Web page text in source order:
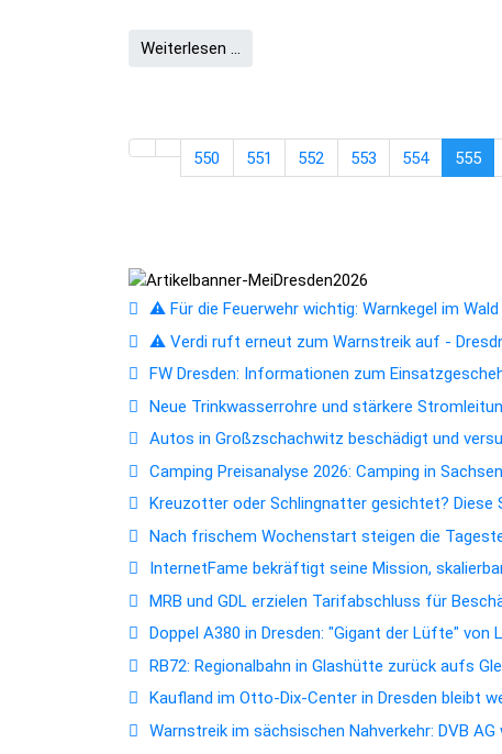
Weiterlesen …
550 551 552 553 554 555
⚠️ Für die Feuerwehr wichtig: Warnkegel im
⚠️ Verdi ruft erneut zum Warnstreik auf -
FW Dresden: Informationen zum
Neue Trinkwasserrohre und stärkere
Autos in Großzschachwitz beschädigt und
Camping Preisanalyse 2026: Camping in
Kreuzotter oder Schlingnatter gesichtet? Diese
Nach frischem Wochenstart steigen die
InternetFame bekräftigt seine Mission,
MRB und GDL erzielen Tarifabschluss für
Doppel A380 in Dresden: "Gigant der Lüfte"
RB72: Regionalbahn in Glashütte zurück aufs
Kaufland im Otto-Dix-Center in Dresden bleibt
Warnstreik im sächsischen Nahverkehr: DVB